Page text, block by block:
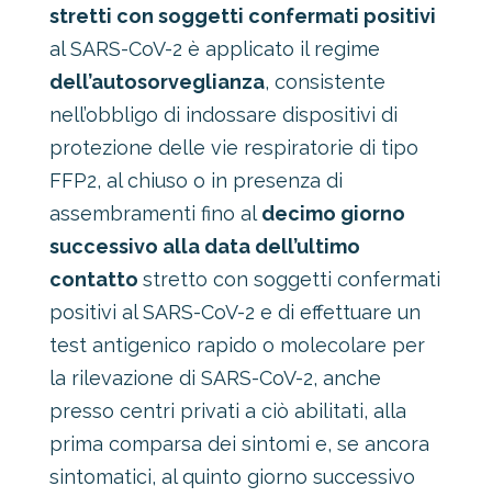
stretti con soggetti confermati positivi
al SARS-CoV-2 è applicato il regime
dell’autosorveglianza, consistente
nell’obbligo di indossare dispositivi di
protezione delle vie respiratorie di tipo
FFP2, al chiuso o in presenza di
assembramenti fino al decimo giorno
successivo alla data dell’ultimo
contatto stretto con soggetti confermati
positivi al SARS-CoV-2 e di effettuare un
test antigenico rapido o molecolare per
la rilevazione di SARS-CoV-2, anche
presso centri privati a ciò abilitati, alla
prima comparsa dei sintomi e, se ancora
sintomatici, al quinto giorno successivo